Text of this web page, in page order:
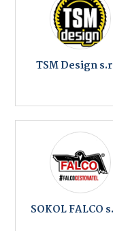
TSM Design
SOKOL FALCO